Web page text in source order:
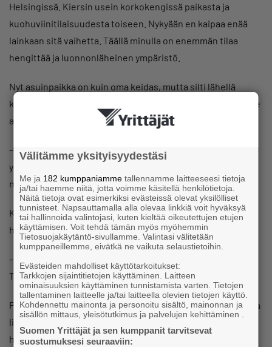
Helsingissä. Kiersin usein korkokengissä paikasta ja
kuohuviinitilaisuudesta toiseen. Nykyään en kaipaa enää
lainkaan sitä vaihetta. Täällä minulla on enemmän tilaa
hengittää ja luonnonläheinen ympäristö.
Nyt asuinpaikka on kuin oma keidas, mutta silti lähellä
kaikkea tarvittavaa ja palveluita. Tämä mahdollistaa Piritalle
aktiivisen elämäntavan ja monipuoliset harrastukset.
– Aiemmassa elämässä elin koko ajan siellä stressin
ylärajalla enkä osannut tunnistaa mistä jarruttaa tai mitä
menoja vähentää, Piritta sanoo.
Käsityöharrastukset, jotka olivat jääneet vähemmälle
huomiolle kaupunkiaikana, ovat maalla aktivoituneet.
– Olen käynyt vuoden mittaan lukuisilla käsityökursseilla
Taitokeskus Villavintillä, hän kertoo.
Paikallisella kuntosalilla on puolestaan tarjolla monipuolisia
liikuntamuotoja kuten joogaa ja crosstrainingia. Myös
hiihtoladut löytyvät talvella läheltä.
Välitämme yksityisyydestäsi
Me ja 182 kumppaniamme tallennamme laitteeseesi tietoja
ja/tai haemme niitä, jotta voimme käsitellä henkilötietoja.
Näitä tietoja ovat esimerkiksi evästeissä olevat yksilölliset
tunnisteet. Napsauttamalla alla olevaa linkkiä voit hyväksyä
tai hallinnoida valintojasi, kuten kieltää oikeutettujen etujen
käyttämisen. Voit tehdä tämän myös myöhemmin
Tietosuojakäytäntö-sivullamme. Valintasi välitetään
kumppaneillemme, eivätkä ne vaikuta selaustietoihin.
Evästeiden mahdolliset käyttötarkoitukset:
Tarkkojen sijaintitietojen käyttäminen. Laitteen
ominaisuuksien käyttäminen tunnistamista varten. Tietojen
tallentaminen laitteelle ja/tai laitteella olevien tietojen käyttö.
Kohdennettu mainonta ja personoitu sisältö, mainonnan ja
sisällön mittaus, yleisötutkimus ja palvelujen kehittäminen .
Suomen Yrittäjät ja sen kumppanit tarvitsevat
suostumuksesi seuraaviin: